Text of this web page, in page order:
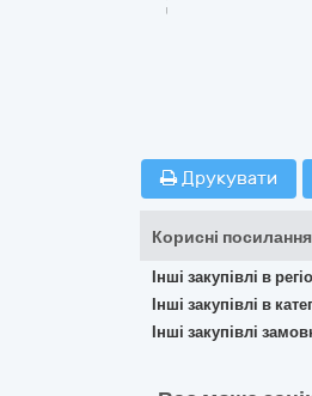
Друкувати
Корисні посилання
Інші закупівлі в
Інші закупівлі в
Інші закупівлі